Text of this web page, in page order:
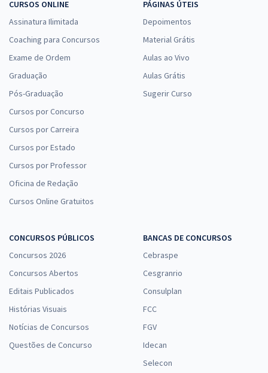
CURSOS ONLINE
Assinatura Ilimitada
Coaching para Concursos
Exame de Ordem
Graduação
Pós-Graduação
Cursos por Concurso
Cursos por Carreira
Cursos por Estado
Cursos por Professor
Oficina de Redação
Cursos Online Gratuitos
PÁGINAS ÚTEIS
Depoimentos
Material Grátis
Aulas ao Vivo
Aulas Grátis
Sugerir Curso
CONCURSOS PÚBLICOS
Concursos 2026
Concursos Abertos
Editais Publicados
Histórias Visuais
Notícias de Concursos
Questões de Concurso
BANCAS DE CONCURSOS
Cebraspe
Cesgranrio
Consulplan
FCC
FGV
Idecan
Selecon